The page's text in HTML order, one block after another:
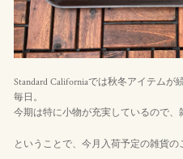
Standard Californiaでは秋冬アイテム
毎日。
今期は特に小物が充実しているので、
ということで、今月入荷予定の雑貨の